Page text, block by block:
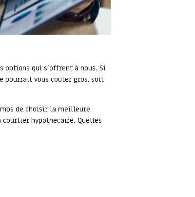
options qui s’offrent à nous. Si
pourrait vous coûter gros, soit
de choisir la meilleure
courtier hypothécaire. Quelles